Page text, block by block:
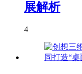
展解析
4